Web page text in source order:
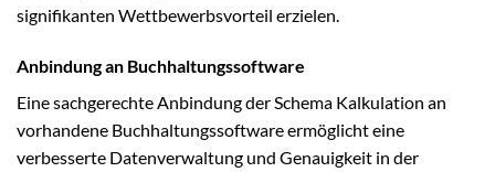
signifikanten Wettbewerbsvorteil erzielen.
Anbindung an Buchhaltungssoftware
Eine sachgerechte Anbindung der Schema Kalkulation an
vorhandene Buchhaltungssoftware ermöglicht eine
verbesserte Datenverwaltung und Genauigkeit in der